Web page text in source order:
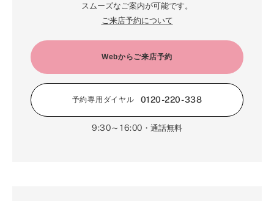
スムーズなご案内が可能です。
ご来店予約について
Webからご来店予約
予約専用ダイヤル 0120-220-338
9:30～16:00 ・通話無料